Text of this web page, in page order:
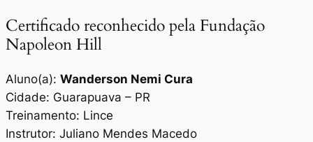
Certificado reconhecido pela Fundação
Napoleon Hill
Aluno(a): Wanderson Nemi Cura
Cidade: Guarapuava – PR
Treinamento: Lince
Instrutor: Juliano Mendes Macedo